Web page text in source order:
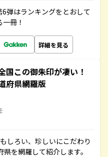
6弾はランキングをとおして
冊！
詳細を見る
国この御朱印が凄い！
府県網羅版
しろい、珍しいにこだわり
を網羅して紹介します。